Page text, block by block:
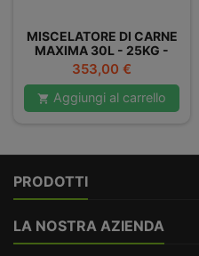
MISCELATORE DI CARNE
MAXIMA 30L - 25KG -
DOPPIO
Prezzo
353,00 €
 Aggiungi al carrello
PRODOTTI
LA NOSTRA AZIENDA